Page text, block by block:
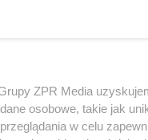
ZPR Media
osobowe, takie jak
w celu